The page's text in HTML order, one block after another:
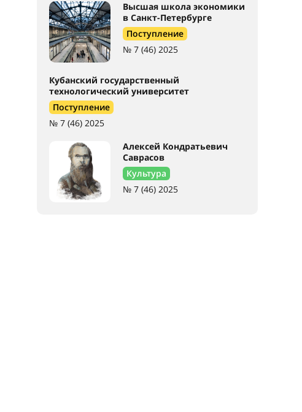
Высшая школа экономики
в Санкт-Петербурге
Поступление
№ 7 (46) 2025
Кубанский государственный
технологический университет
Поступление
№ 7 (46) 2025
Алексей Кондратьевич
Саврасов
Культура
№ 7 (46) 2025